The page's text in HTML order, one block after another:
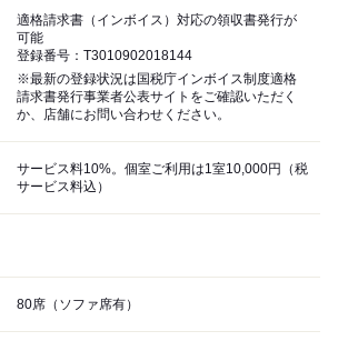
適格請求書（インボイス）対応の領収書発行が
可能
登録番号：T3010902018144
※最新の登録状況は国税庁インボイス制度適格
請求書発行事業者公表サイトをご確認いただく
か、店舗にお問い合わせください。
サービス料10%。個室ご利用は1室10,000円（税
サービス料込）
80席（ソファ席有）